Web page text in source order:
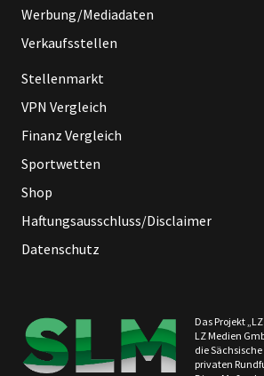
Werbung/Mediadaten
Verkaufsstellen
Stellenmarkt
VPN Vergleich
Finanz Vergleich
Sportwetten
Shop
Haftungsausschluss/Disclaimer
Datenschutz
Das Projekt
LZ Medien
die
privaten